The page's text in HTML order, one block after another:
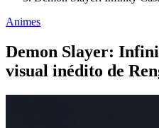
Animes
Demon Slayer:
visual inédito de